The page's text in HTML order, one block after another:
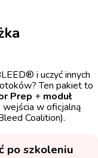
i uczyć innych
Ten pakiet to
Prep + moduł
w oficjalną
Coalition).
po szkoleniu